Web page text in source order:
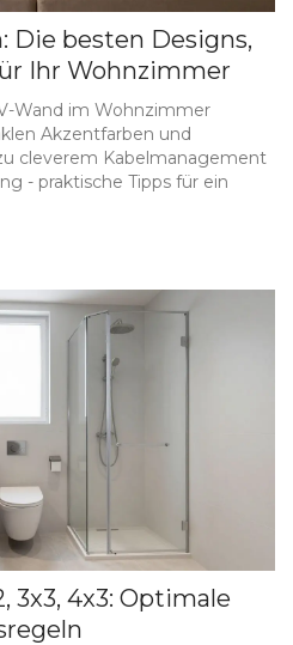
Die besten Designs,
Ihr Wohnzimmer
Wand im Wohnzimmer
Akzentfarben und
cleverem Kabelmanagement
- praktische Tipps für ein
3x3, 4x3: Optimale